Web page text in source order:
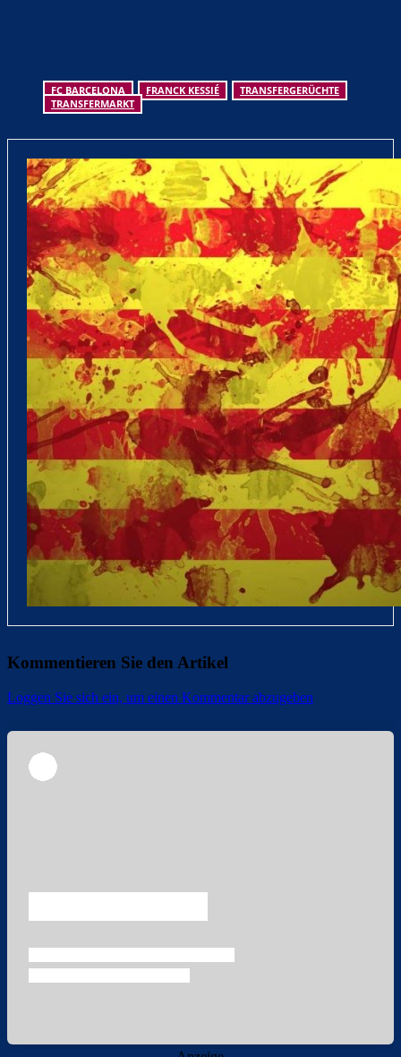
FC BARCELONA FRANCK KESSIÉ
TRANSFERGERÜCHTE
TRANSFERMARKT
Kommentieren Sie den Artikel
Loggen Sie sich ein, um einen Kommentar abzugeben